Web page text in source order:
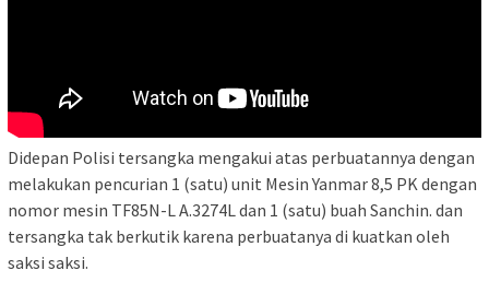
Didepan Polisi tersangka mengakui atas perbuatannya dengan
melakukan pencurian 1 (satu) unit Mesin Yanmar 8,5 PK dengan
nomor mesin TF85N-L A.3274L dan 1 (satu) buah Sanchin. dan
tersangka tak berkutik karena perbuatanya di kuatkan oleh
saksi saksi.